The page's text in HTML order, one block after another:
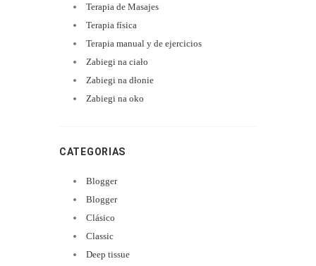
Terapia de Masajes
Terapia física
Terapia manual y de ejercicios
Zabiegi na ciało
Zabiegi na dłonie
Zabiegi na oko
CATEGORIAS
Blogger
Blogger
Clásico
Classic
Deep tissue